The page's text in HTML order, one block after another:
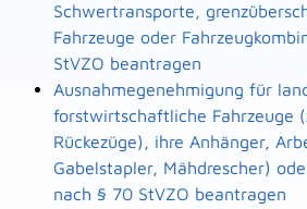
Schwertransporte,
Fahrzeuge oder
StVZO beantragen
Ausnahmegenehmigung für
forstwirtschaftliche Fahrzeuge
Rückezüge), ihre Anhänger,
Gabelstapler, Mähdrescher)
nach § 70 StVZO beantragen